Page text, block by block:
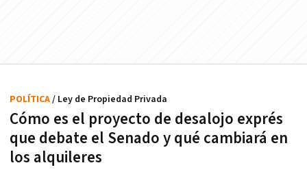
Cómo es el proyecto de desalojo exprés
que debate el Senado y qué cambiará en
los alquileres
POLÍTICA/ Ley de Propiedad Privada